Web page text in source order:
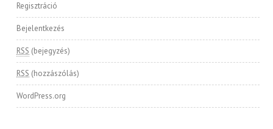
Regisztráció
Bejelentkezés
RSS (bejegyzés)
RSS (hozzászólás)
WordPress.org